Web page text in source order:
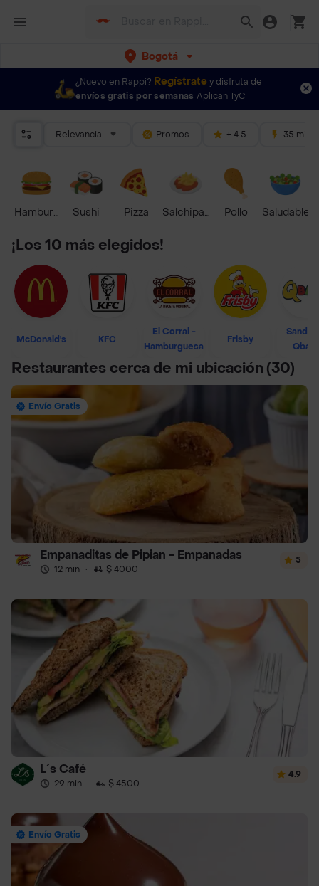
Bogotá
¿Nuevo en Rappi? Regístrate y disfruta de
envíos gratis por semanas Aplican TyC
Relevancia Promos + 4.5 35 mins
HamburguesaSushi Pizza Salchipapas Pollo Saludable
¡Los 10 más elegidos!
McDonald's KFC
El Corral -
Hamburguesa
Frisby
Restaurantes cerca de mi ubicación (30)
Envío Gratis
Empanaditas de Pipian - Empanadas
12 min · $ 4000
5
L´s Café
29 min · $ 4500
4.9
Envío Gratis